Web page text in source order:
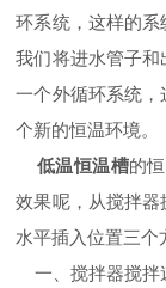
环系统，这样的
我们将进水管子
一个外循环系统
个新的恒温环境。
低温恒温槽的
效果呢，从搅拌
水平插入位置三个
一、搅拌器搅拌